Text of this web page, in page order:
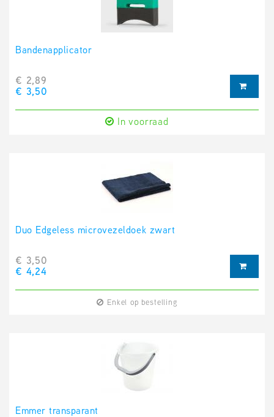
Bandenapplicator
€ 2,89
€ 3,50
In voorraad
Duo Edgeless microvezeldoek zwart
€ 3,50
€ 4,24
Enkel op bestelling
Emmer transparant